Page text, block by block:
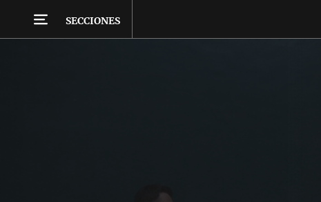
SECCIONES